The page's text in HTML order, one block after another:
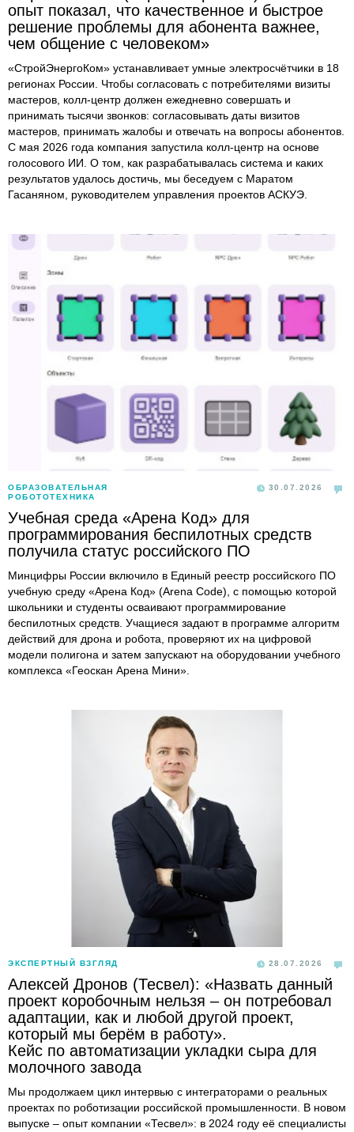
опыт показал, что качественное и быстрое
решение проблемы для абонента важнее,
чем общение с человеком»
«СтройЭнергоКом» устанавливает умные электросчётчики в 18
регионах России. Чтобы согласовать с потребителями визиты
мастеров, колл-центр должен ежедневно совершать и
принимать тысячи звонков: согласовывать даты визитов
мастеров, принимать жалобы и отвечать на вопросы абонентов.
С мая 2026 года компания запустила колл-центр на основе
голосового ИИ. О том, как разрабатывалась система и каких
результатов удалось достичь, мы беседуем с Маратом
Гасаняном, руководителем управления проектов АСКУЭ.
ОБРАЗОВАТЕЛЬНАЯ
РОБОТОТЕХНИКА
30.07.2026
Учебная среда «Арена Код» для
программирования беспилотных средств
получила статус российского ПО
Минцифры России включило в Единый реестр российского ПО
учебную среду «Арена Код» (Arena Code), с помощью которой
школьники и студенты осваивают программирование
беспилотных средств. Учащиеся задают в программе алгоритм
действий для дрона и робота, проверяют их на цифровой
модели полигона и затем запускают на оборудовании учебного
комплекса «Геоскан Арена Мини».
ЭКСПЕРТНЫЙ ВЗГЛЯД 28.07.2026
Алексей Дронов (Тесвел): «Назвать данный
проект коробочным нельзя – он потребовал
адаптации, как и любой другой проект,
который мы берём в работу».
Кейс по автоматизации укладки сыра для
молочного завода
Мы продолжаем цикл интервью с интеграторами о реальных
проектах по роботизации российской промышленности. В новом
выпуске – опыт компании «Тесвел»: в 2024 году её специалисты